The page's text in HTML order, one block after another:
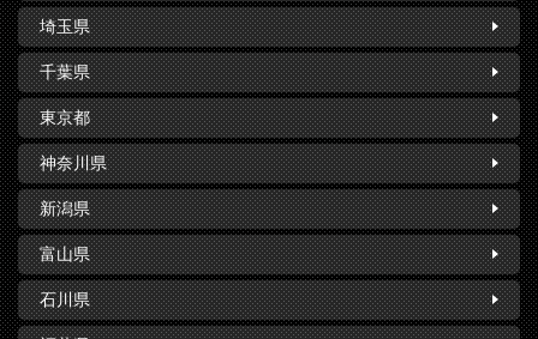
埼玉県
千葉県
東京都
神奈川県
新潟県
富山県
石川県